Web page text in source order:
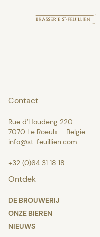
Contact
Rue d’Houdeng 220
7070 Le Roeulx – België
info@st-feuillien.com
+32 (0)64 31 18 18
Ontdek
DE BROUWERIJ
ONZE BIEREN
NIEUWS